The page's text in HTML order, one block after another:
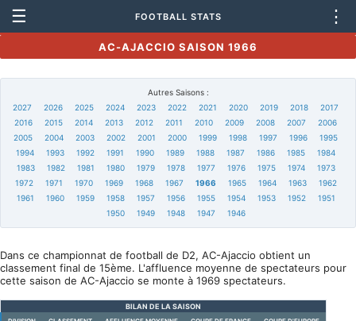
☰ FOOTBALL STATS ⋮
AC-AJACCIO SAISON 1966
Autres Saisons :
2027
2026 2025 2024 2023 2022 2021 2020 2019 2018
2017
2016
2015 2014 2013 2012 2011 2010 2009 2008 2007
2006
2005
2004 2003 2002 2001 2000 1999 1998 1997 1996
1995
1994
1993 1992 1991 1990 1989 1988 1987 1986 1985
1984
1983
1982 1981 1980 1979 1978 1977 1976 1975 1974
1973
1972
1971 1970 1969 1968 1967 1966 1965 1964 1963
1962
1961
1960 1959 1958 1957 1956 1955 1954 1953 1952
1951
1950
1949 1948 1947 1946
Dans ce championnat de football de D2, AC-Ajaccio obtient un
classement final de 15ème. L'affluence moyenne de spectateurs pour
cette saison de AC-Ajaccio se monte à 1969 spectateurs.
BILAN DE LA SAISON